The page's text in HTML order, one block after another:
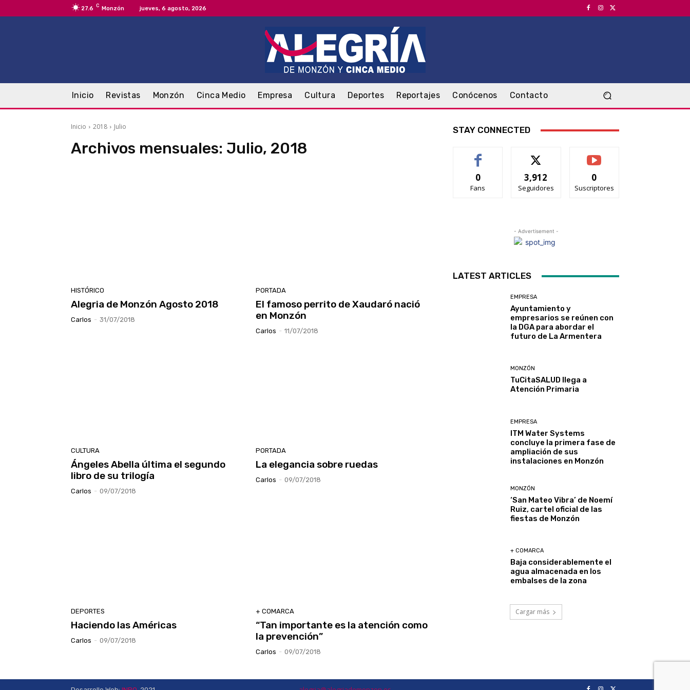
27.6 C Monzón jueves, 6 agosto, 2026
Inicio Revistas Monzón Cinca Medio Empresa Cultura Deportes Reportajes Conócenos Contacto
Inicio 2018 Julio
Archivos mensuales: Julio, 2018
HISTÓRICO
Alegria de Monzón Agosto 2018
Carlos - 31/07/2018
PORTADA
El famoso perrito de Xaudaró nació
en Monzón
Carlos - 11/07/2018
CULTURA
Ángeles Abella última el segundo
libro de su trilogía
Carlos - 09/07/2018
PORTADA
La elegancia sobre ruedas
Carlos - 09/07/2018
DEPORTES
Haciendo las Américas
Carlos - 09/07/2018
+ COMARCA
“Tan importante es la atención como
la prevención”
Carlos - 09/07/2018
STAY CONNECTED
0
Fans
3,912
Seguidores
0
Suscriptores
- Advertisement -
LATEST ARTICLES
EMPRESA
Ayuntamiento y
empresarios se reúnen con
la DGA para abordar el
futuro de La Armentera
MONZÓN
TuCitaSALUD llega a
Atención Primaria
EMPRESA
ITM Water Systems
concluye la primera fase de
ampliación de sus
instalaciones en Monzón
MONZÓN
‘San Mateo Vibra’ de Noemí
Ruiz, cartel oficial de las
fiestas de Monzón
+ COMARCA
Baja considerablemente el
agua almacenada en los
embalses de la zona
Cargar más